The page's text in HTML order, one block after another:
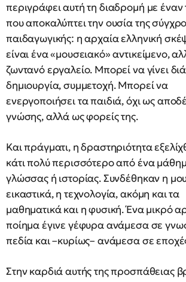
περιγράφει αυτή τη διαδρομή με
που αποκαλύπτει την ουσία της
παιδαγωγικής: η αρχαία ελληνική
είναι ένα «μουσειακό» αντικείμενο,
ζωντανό εργαλείο. Μπορεί να γίνει
δημιουργία, συμμετοχή. Μπορεί να
ενεργοποιήσει τα παιδιά, όχι ως
γνώσης, αλλά ως φορείς της.
Και πράγματι, η δραστηριότητα
κάτι πολύ περισσότερο από ένα
γλώσσας ή ιστορίας. Συνδέθηκαν η
εικαστικά, η τεχνολογία, ακόμη και τα
μαθηματικά και η φυσική. Ένα μικρό
ποίημα έγινε γέφυρα ανάμεσα σε
πεδία και –κυρίως– ανάμεσα σε
Στην καρδιά αυτής της προσπάθειας